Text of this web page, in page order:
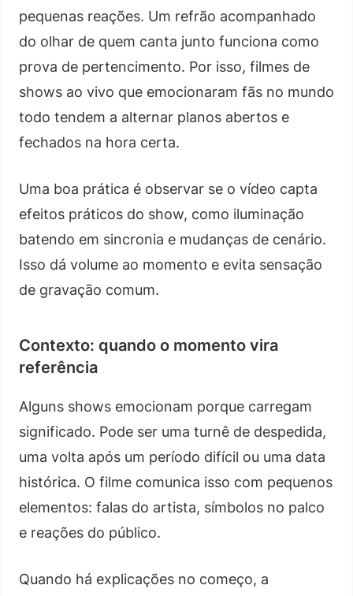
pequenas reações. Um refrão acompanhado
do olhar de quem canta junto funciona como
prova de pertencimento. Por isso, filmes de
shows ao vivo que emocionaram fãs no mundo
todo tendem a alternar planos abertos e
fechados na hora certa.
Uma boa prática é observar se o vídeo capta
efeitos práticos do show, como iluminação
batendo em sincronia e mudanças de cenário.
Isso dá volume ao momento e evita sensação
de gravação comum.
Contexto: quando o momento vira
referência
Alguns shows emocionam porque carregam
significado. Pode ser uma turnê de despedida,
uma volta após um período difícil ou uma data
histórica. O filme comunica isso com pequenos
elementos: falas do artista, símbolos no palco
e reações do público.
Quando há explicações no começo, a